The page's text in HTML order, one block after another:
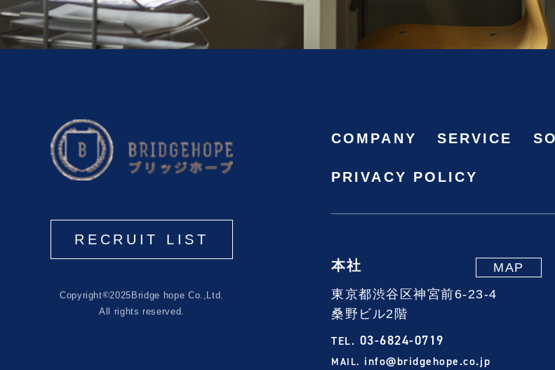
RECRUIT LIST
Copyright©2025 Bridge hope Co.,Ltd.
All rights reserved.
COMPANY SERVICE
PRIVACY POLICY
本社
東京都渋谷区神宮前6-23-4
桑野ビル2階
MAP
TEL. 03-6824-0719
MAIL. info@bridgehope.co.jp